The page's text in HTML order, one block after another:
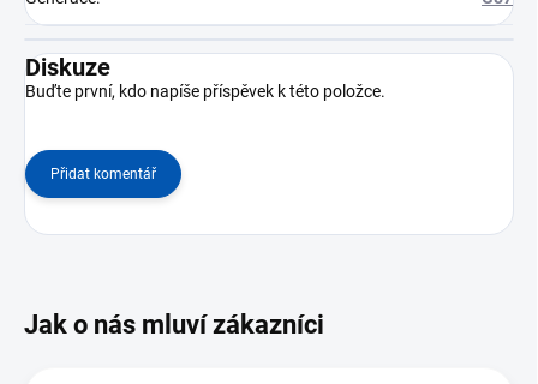
Diskuze
Buďte první, kdo napíše příspěvek k této položce.
Přidat komentář